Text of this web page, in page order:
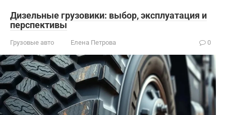
Дизельные грузовики: выбор, эксплуатация и
перспективы
Грузовые авто Елена Петрова 0